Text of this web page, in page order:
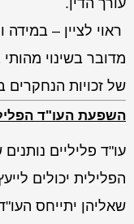
ראוי לציין –
מדובר בשינוי
של זכויות
השפעת העו"ד
עו"ד פליליים
הפלילית יכולים
שאליהן יתייחס